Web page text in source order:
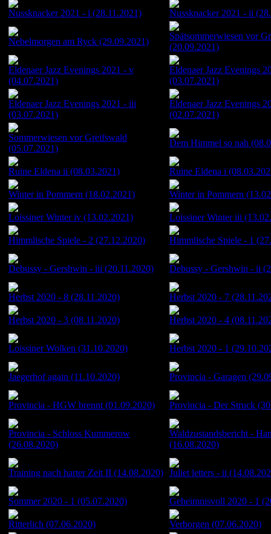
Nussknacker 2021 - i (28.11.2021) Nussknacker 2021 - ii
Nebelmorgen am Ryck (29.09.2021)
Spätsommerwiesen vor
(20.09.2021)
Eldenaer Jazz Evenings 2021 - v
(04.07.2021)
Eldenaer Jazz Evenings
(03.07.2021)
Eldenaer Jazz Evenings 2021 - iii
(03.07.2021)
Eldenaer Jazz Evenings
(02.07.2021)
Sommerwiesen vor Greifswald
(05.07.2021)
Dem Himmel so nah
Ruine Eldena ii (08.03.2021) Ruine Eldena i
Winter in Pommern (18.02.2021) Winter in Pommern
Loissiner Winter iv (13.02.2021) Loissiner Winter iii
Himmlische Spiele - 2 (27.12.2020) Himmlische Spiele - 1
Debussy - Gershwin - iii (20.11.2020) Debussy - Gershwin - ii
Herbst 2020 - 8 (28.11.2020) Herbst 2020 - 7
Herbst 2020 - 3 (08.11.2020) Herbst 2020 - 4
Loissiner Wolken (31.10.2020) Herbst 2020 - 1
Jaegerhof again (11.10.2020) Provincia - Garagen
Provincia - HGW brennt (01.09.2020) Provincia - Der Struck
Provincia - Schloss Kummerow
(26.08.2020)
Waldzustandsbericht -
(16.08.2020)
Training nach harter Zeit II (14.08.2020) Juliet letters - ii
Sommer 2020 - 1 (05.07.2020) Geheimnisvoll 2020 - 1
Ritterlich (07.06.2020) Verborgen (07.06.2020)